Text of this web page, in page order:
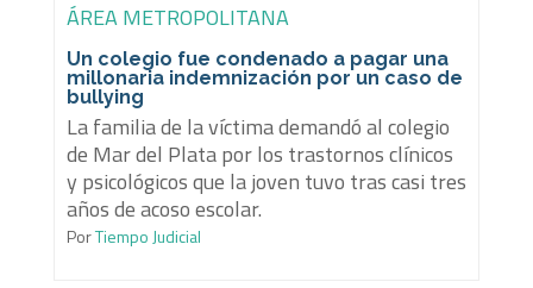
ÁREA METROPOLITANA
Un colegio fue condenado a pagar una
millonaria indemnización por un caso de
bullying
La familia de la víctima demandó al colegio
de Mar del Plata por los trastornos clínicos
y psicológicos que la joven tuvo tras casi tres
años de acoso escolar.
PorTiempo Judicial